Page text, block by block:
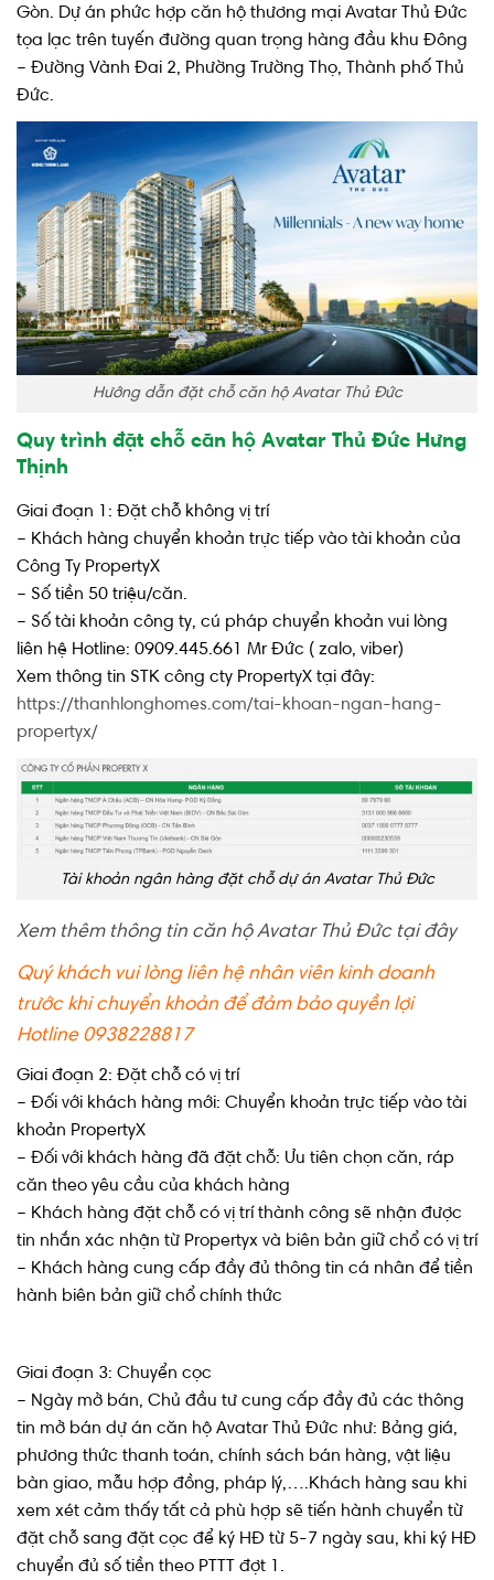
Gòn. Dự án phức hợp căn hộ thương mại Avatar Thủ Đức
tọa lạc trên tuyến đường quan trọng hàng đầu khu Đông
– Đường Vành Đai 2, Phường Trường Thọ, Thành phố Thủ
Đức.
Hướng dẫn đặt chỗ căn hộ Avatar Thủ Đức
Quy trình đặt chỗ căn hộ Avatar Thủ Đức Hưng
Thịnh
Giai đoạn 1: Đặt chỗ không vị trí
– Khách hàng chuyển khoản trực tiếp vào tài khoản của
Công Ty PropertyX
– Số tiền 50 triệu/căn.
– Số tài khoản công ty, cú pháp chuyển khoản vui lòng
liên hệ Hotline: 0909.445.661 Mr Đức ( zalo, viber)
Xem thông tin STK công cty PropertyX tại đây:
https://thanhlonghomes.com/tai-khoan-ngan-hang-
propertyx/
Tài khoản ngân hàng đặt chỗ dự án Avatar Thủ Đức
Xem thêm thông tin căn hộ Avatar Thủ Đức tại đây
Quý khách vui lòng liên hệ nhân viên kinh doanh
trước khi chuyển khoản để đảm bảo quyền lợi
Hotline 0938228817
Giai đoạn 2: Đặt chỗ có vị trí
– Đối với khách hàng mới: Chuyển khoản trực tiếp vào tài
khoản PropertyX
– Đối với khách hàng đã đặt chỗ: Ưu tiên chọn căn, ráp
căn theo yêu cầu của khách hàng
– Khách hàng đặt chỗ có vị trí thành công sẽ nhận được
tin nhắn xác nhận từ Propertyx và biên bản giữ chổ có vị trí
– Khách hàng cung cấp đầy đủ thông tin cá nhân để tiền
hành biên bản giữ chổ chính thức
Giai đoạn 3: Chuyển cọc
– Ngày mở bán, Chủ đầu tư cung cấp đầy đủ các thông
tin mở bán dự án căn hộ Avatar Thủ Đức như: Bảng giá,
phương thức thanh toán, chính sách bán hàng, vật liệu
bàn giao, mẫu hợp đồng, pháp lý,….Khách hàng sau khi
xem xét cảm thấy tất cả phù hợp sẽ tiến hành chuyển từ
đặt chỗ sang đặt cọc để ký HĐ từ 5-7 ngày sau, khi ký HĐ
chuyển đủ số tiền theo PTTT đợt 1.